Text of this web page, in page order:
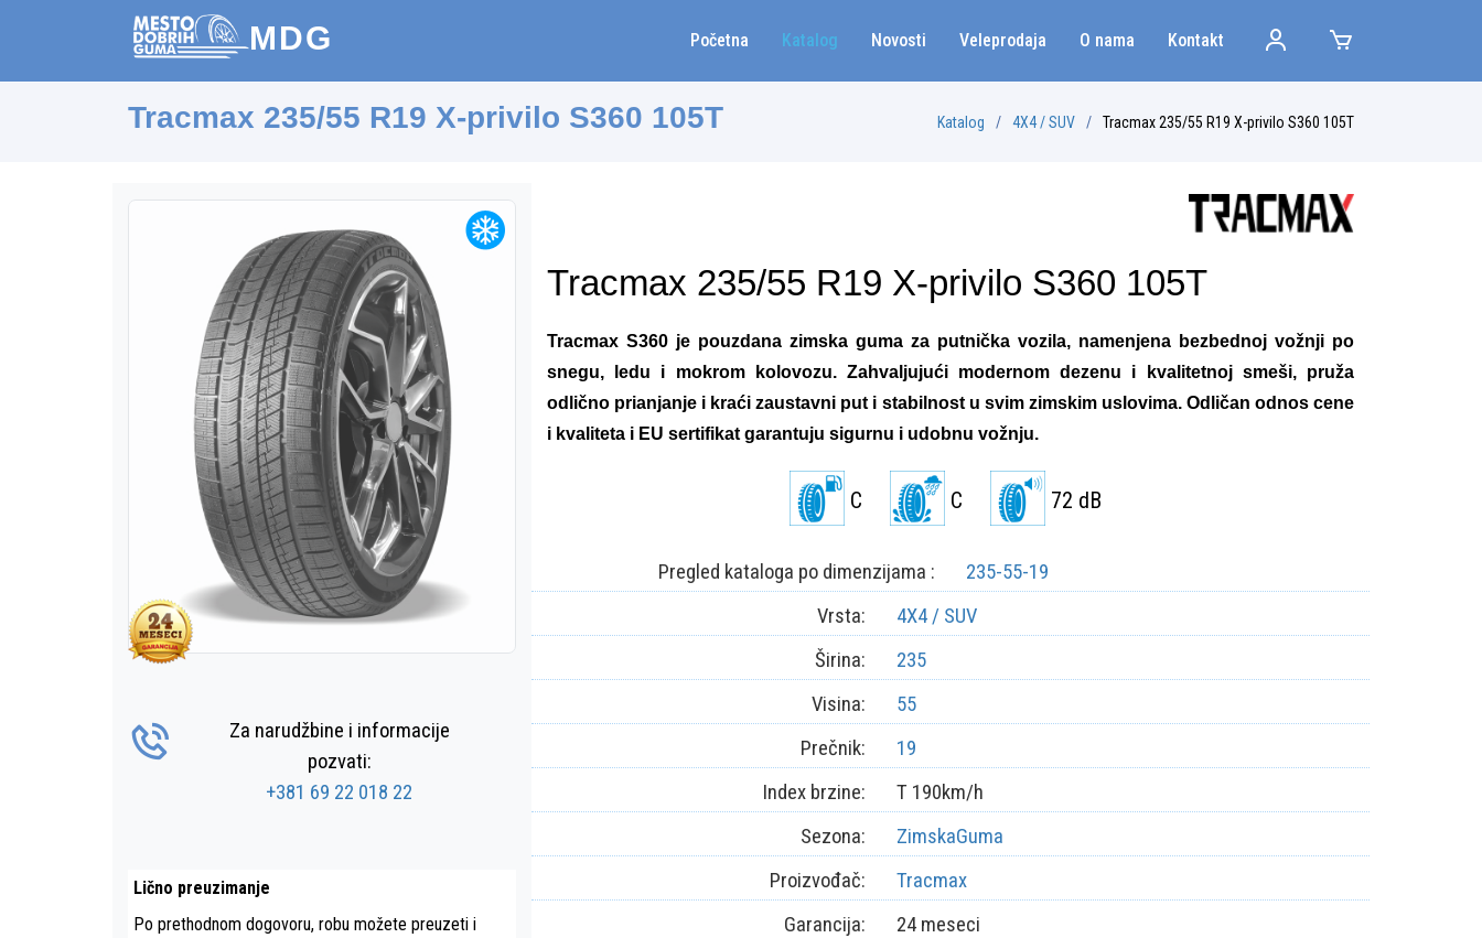
MDG Početna Katalog Novosti Veleprodaja O nama Kontakt
Tracmax 235/55 R19 X-privilo S360 105T Katalog 4X4 / SUV Tracmax 235/55 R19 X-privilo S360 105T
Za narudžbine i informacije
pozvati:
+381 69 22 018 22
Lično preuzimanje
Po prethodnom dogovoru, robu možete preuzeti i
Tracmax 235/55 R19 X-privilo S360 105T
Tracmax S360 je pouzdana zimska guma za putnička vozila, namenjena bezbednoj vožnji po
snegu, ledu i mokrom kolovozu. Zahvaljujući modernom dezenu i kvalitetnoj smeši, pruža
odlično prianjanje i kraći zaustavni put i stabilnost u svim zimskim uslovima. Odličan odnos cene
i kvaliteta i EU sertifikat garantuju sigurnu i udobnu vožnju.
C C 72 dB
Pregled kataloga po dimenzijama :
235-55-19
Vrsta:
4X4 / SUV
Širina:
235
Visina:
55
Prečnik:
19
Index brzine:
T 190km/h
Sezona:
ZimskaGuma
Proizvođač:
Tracmax
Garancija:
24 meseci